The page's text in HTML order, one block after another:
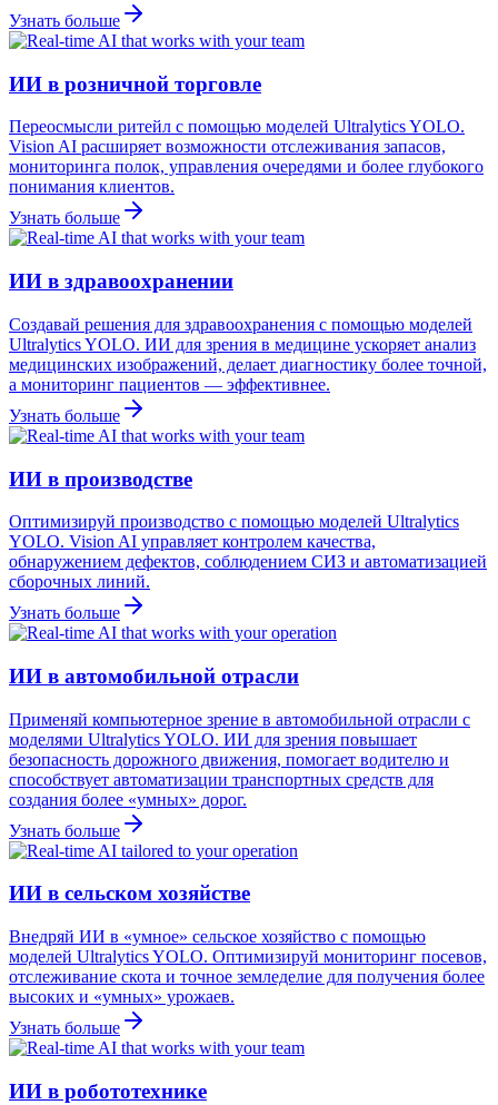
Узнать больше
ИИ в розничной торговле
Переосмысли ритейл с помощью моделей Ultralytics YOLO.
Vision AI расширяет возможности отслеживания запасов,
мониторинга полок, управления очередями и более глубокого
понимания клиентов.
Узнать больше
ИИ в здравоохранении
Создавай решения для здравоохранения с помощью моделей
Ultralytics YOLO. ИИ для зрения в медицине ускоряет анализ
медицинских изображений, делает диагностику более точной,
а мониторинг пациентов — эффективнее.
Узнать больше
ИИ в производстве
Оптимизируй производство с помощью моделей Ultralytics
YOLO. Vision AI управляет контролем качества,
обнаружением дефектов, соблюдением СИЗ и автоматизацией
сборочных линий.
Узнать больше
ИИ в автомобильной отрасли
Применяй компьютерное зрение в автомобильной отрасли с
моделями Ultralytics YOLO. ИИ для зрения повышает
безопасность дорожного движения, помогает водителю и
способствует автоматизации транспортных средств для
создания более «умных» дорог.
Узнать больше
ИИ в сельском хозяйстве
Внедряй ИИ в «умное» сельское хозяйство с помощью
моделей Ultralytics YOLO. Оптимизируй мониторинг посевов,
отслеживание скота и точное земледелие для получения более
высоких и «умных» урожаев.
Узнать больше
ИИ в робототехнике